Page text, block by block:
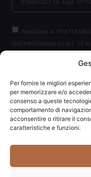
Per fornire le migliori
per memorizzare e/o
consenso a queste
comportamento di
acconsentire o ritirare il
caratteristiche e funzioni.
protezione delle persone
informazioni.
ISCRIVITI